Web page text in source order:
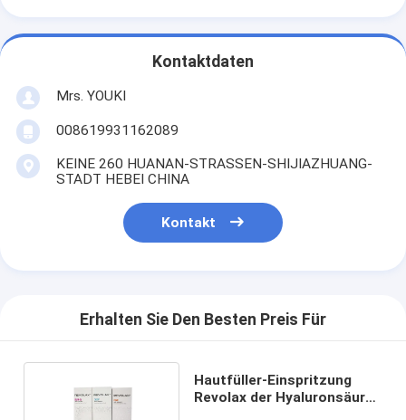
Kontaktdaten
Mrs. YOUKI
008619931162089
KEINE 260 HUANAN-STRASSEN-SHIJIAZHUANG-
STADT HEBEI CHINA
Kontakt
Erhalten Sie Den Besten Preis Für
Hautfüller-Einspritzung
Revolax der Hyaluronsäure-